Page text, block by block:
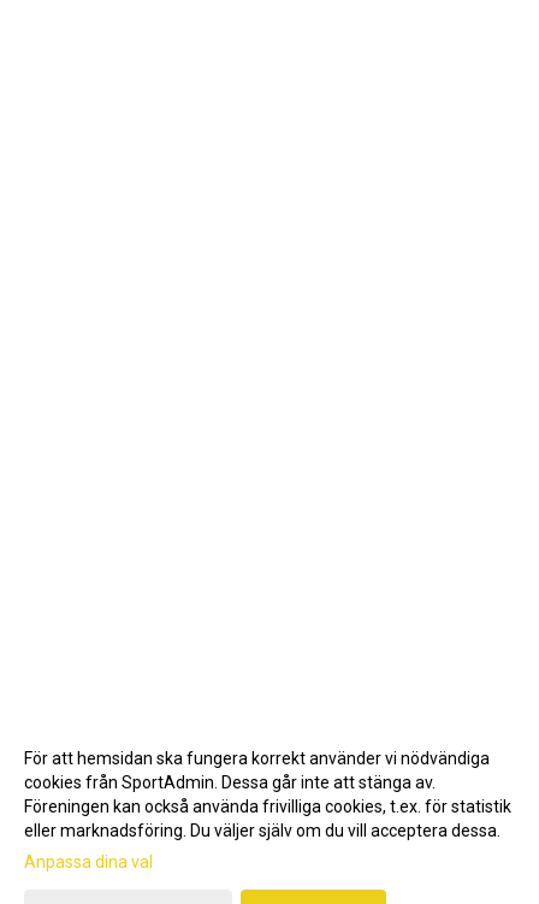
Gå till Webbversion
För att hemsidan ska fungera korrekt använder vi nödvändiga
cookies från SportAdmin. Dessa går inte att stänga av.
Föreningen kan också använda frivilliga cookies, t.ex. för statistik
eller marknadsföring. Du väljer själv om du vill acceptera dessa.
Anpassa dina val